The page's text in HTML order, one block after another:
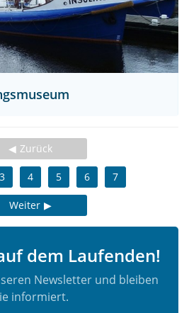
Zurück
3 4 5 6 7
Weiter
dem Laufenden!
Newsletter und bleiben
informiert.